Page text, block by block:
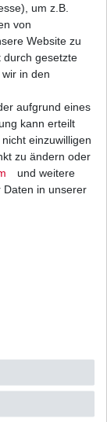
A2
35,00 € *
um z.B.
von
Website zu
durch gesetzte
in den
aufgrund eines
kann erteilt
einzuwilligen
zu ändern oder
und weitere
Daten in unserer